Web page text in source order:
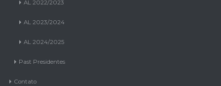
AL 2022/2023
AL 2023/2024
AL 2024/2025
Past Presidentes
Contato